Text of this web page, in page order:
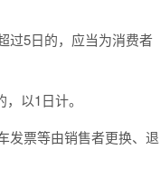
过5日的，应当为消费者
以1日计。
发票等由销售者更换、退